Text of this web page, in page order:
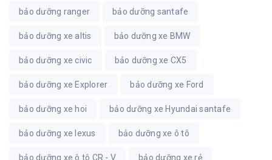
bảo dưỡng ranger bảo dưỡng santafe
bảo dưỡng xe altis bảo dưỡng xe BMW
bảo dưỡng xe civic bảo dưỡng xe CX5
bảo dưỡng xe Explorer bảo dưỡng xe Ford
bảo dưỡng xe hoi bảo dưỡng xe Hyundai santafe
bảo dưỡng xe lexus bảo dưỡng xe ô tô
bảo dưỡng xe ô tô CR - V bảo dưỡng xe rẻ